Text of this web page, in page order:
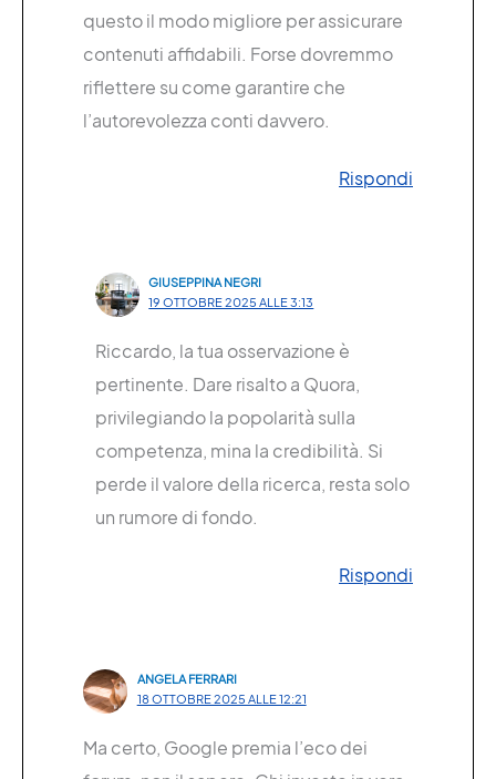
questo il modo migliore per assicurare
contenuti affidabili. Forse dovremmo
riflettere su come garantire che
l’autorevolezza conti davvero.
Rispondi
GIUSEPPINA NEGRI
19 OTTOBRE 2025 ALLE 3:13
Riccardo, la tua osservazione è
pertinente. Dare risalto a Quora,
privilegiando la popolarità sulla
competenza, mina la credibilità. Si
perde il valore della ricerca, resta solo
un rumore di fondo.
Rispondi
ANGELA FERRARI
18 OTTOBRE 2025 ALLE 12:21
Ma certo, Google premia l’eco dei